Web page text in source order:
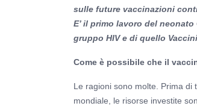
sulle future vaccinazioni
E’ il primo lavoro del
gruppo HIV e di quello Vaccin
Come è possibile che il
Le ragioni sono molte. Prima di
mondiale, le risorse investite